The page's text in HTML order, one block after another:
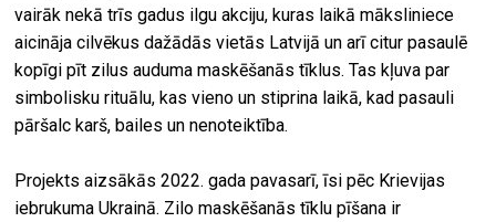
vairāk nekā trīs gadus ilgu akciju, kuras laikā māksliniece
aicināja cilvēkus dažādās vietās Latvijā un arī citur pasaulē
kopīgi pīt zilus auduma maskēšanās tīklus. Tas kļuva par
simbolisku rituālu, kas vieno un stiprina laikā, kad pasauli
pāršalc karš, bailes un nenoteiktība.
Projekts aizsākās 2022. gada pavasarī, īsi pēc Krievijas
iebrukuma Ukrainā. Zilo maskēšanās tīklu pīšana ir